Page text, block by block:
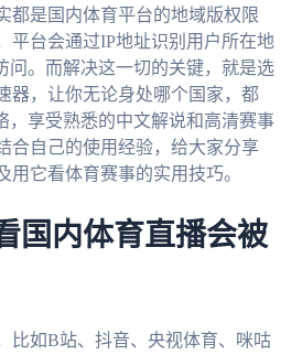
都是国内体育平台的地域版权限
台会通过IP地址识别用户所在地
问。而解决这一切的关键，就是选
器，让你无论身处哪个国家，都
，享受熟悉的中文解说和高清赛事
合自己的使用经验，给大家分享
用它看体育赛事的实用技巧。
国内体育直播会被
比如B站、抖音、央视体育、咪咕